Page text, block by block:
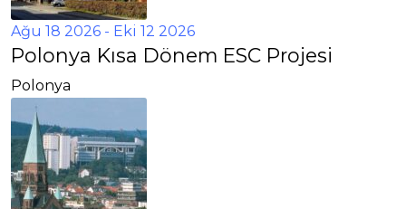
Ağu 18 2026 - Eki 12 2026
Polonya Kısa Dönem ESC Projesi
Polonya